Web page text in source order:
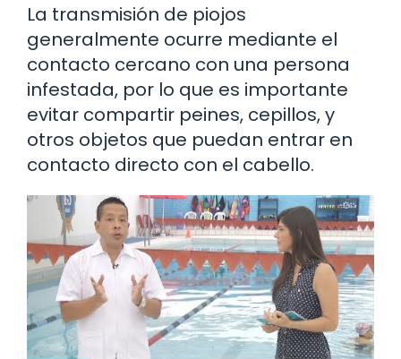
La transmisión de piojos
generalmente ocurre mediante el
contacto cercano con una persona
infestada, por lo que es importante
evitar compartir peines, cepillos, y
otros objetos que puedan entrar en
contacto directo con el cabello.